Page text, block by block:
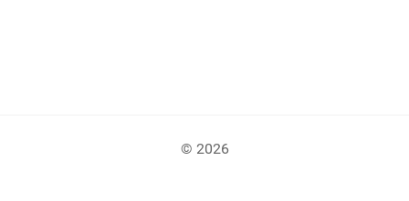
© 2026